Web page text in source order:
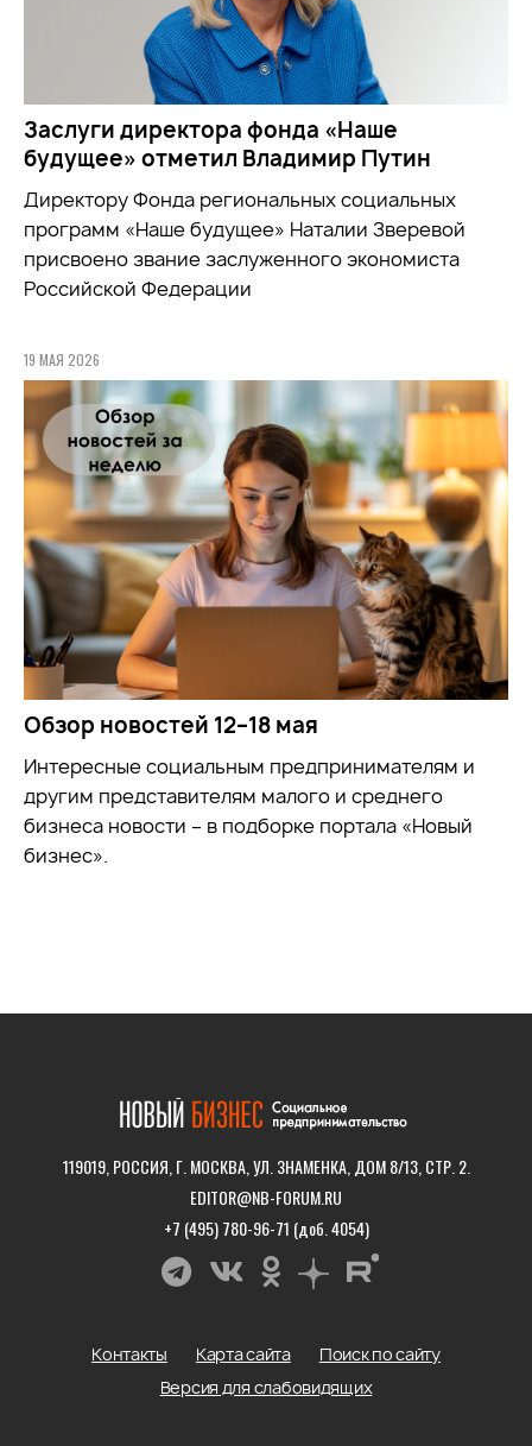
Заслуги директора фонда «Наше
будущее» отметил Владимир Путин
Директору Фонда региональных социальных
программ «Наше будущее» Наталии Зверевой
присвоено звание заслуженного экономиста
Российской Федерации
19 МАЯ 2026
Обзор новостей 12–18 мая
Интересные социальным предпринимателям и
другим представителям малого и среднего
бизнеса новости – в подборке портала «Новый
бизнес».
119019, РОССИЯ, Г. МОСКВА, УЛ. ЗНАМЕНКА, ДОМ 8/13, СТР. 2.
EDITOR@NB-FORUM.RU
+7 (495) 780-96-71 (доб. 4054)
Контакты Карта сайта
Поиск по сайту
Версия для слабовидящих